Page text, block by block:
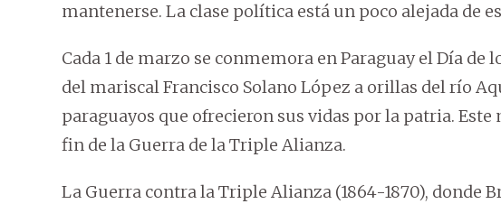
mantenerse. La clase política está un poco alejada de
Cada 1 de marzo se conmemora en Paraguay el Día de
del mariscal Francisco Solano López a orillas del río
paraguayos que ofrecieron sus vidas por la patria. Este
fin de la Guerra de la Triple Alianza.
La Guerra contra la Triple Alianza (1864-1870), donde